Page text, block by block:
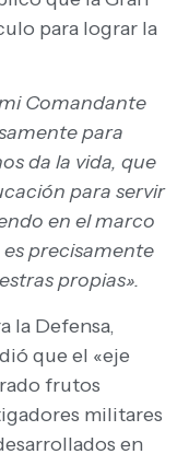
para lograr la
Comandante
para
da la vida, que
para servir
en el marco
precisamente
propias».
la Defensa,
que el «eje
frutos
militares
en